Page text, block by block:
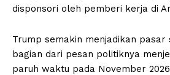
disponsori oleh pemberi kerja di
Trump semakin menjadikan pasar
bagian dari pesan politiknya
paruh waktu pada November